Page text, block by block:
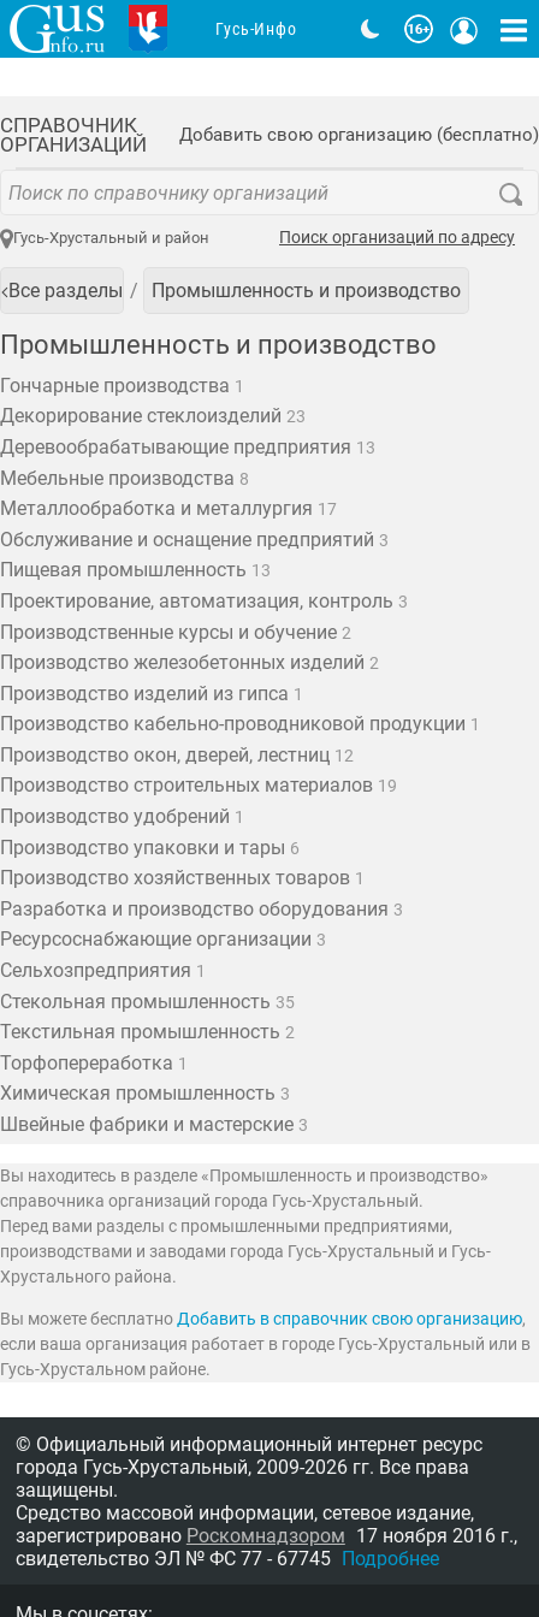
СПРАВОЧНИК
ОРГАНИЗАЦИЙ
Добавить свою организацию (бесплатно)
Гусь-Хрустальный и район Поиск организаций по адресу
Все разделы Промышленность и производство
Промышленность и производство
Гончарные производства 1
Декорирование стеклоизделий 23
Деревообрабатывающие предприятия 13
Мебельные производства 8
Металлообработка и металлургия 17
Обслуживание и оснащение предприятий 3
Пищевая промышленность 13
Проектирование, автоматизация, контроль 3
Производственные курсы и обучение 2
Производство железобетонных изделий 2
Производство изделий из гипса 1
Производство кабельно-проводниковой продукции 1
Производство окон, дверей, лестниц 12
Производство строительных материалов 19
Производство удобрений 1
Производство упаковки и тары 6
Производство хозяйственных товаров 1
Разработка и производство оборудования 3
Ресурсоснабжающие организации 3
Сельхозпредприятия 1
Стекольная промышленность 35
Текстильная промышленность 2
Торфопереработка 1
Химическая промышленность 3
Швейные фабрики и мастерские 3
Вы находитесь в разделе «Промышленность и производство»
справочника организаций города Гусь-Хрустальный.
Перед вами разделы с промышленными предприятиями,
производствами и заводами города Гусь-Хрустальный и Гусь-
Хрустального района.
Вы можете бесплатноДобавить в справочник свою организацию,
если ваша организация работает в городе Гусь-Хрустальный или в
Гусь-Хрустальном районе.
Гусь-Инфо
© Официальный информационный интернет ресурс
города Гусь-Хрустальный, 2009-2026 гг. Все права
защищены.
Средство массовой информации, сетевое издание,
зарегистрировано Роскомнадзором 17 ноября 2016 г.,
свидетельство ЭЛ № ФС 77 - 67745 Подробнее